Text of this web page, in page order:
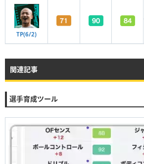
TP(6/2)
関連記事
選手育成ツール